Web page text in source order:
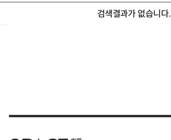
Twitter 로그인
검색결과가 없습니다.